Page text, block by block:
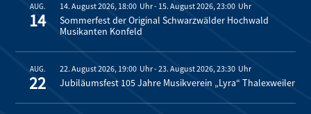
AUG.
14
14. August 2026, 18:00 - 15. August 2026, 23:00
Sommerfest der Original Schwarzwälder Hochwald
Musikanten Konfeld
AUG.
22
22. August 2026, 19:00 -23. August 2026, 23:30
Jubiläumsfest 105 Jahre Musikverein „Lyra“ Thalexweiler